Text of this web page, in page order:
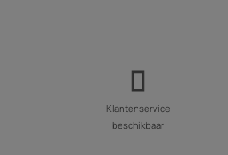
Klantenservice
beschikbaar